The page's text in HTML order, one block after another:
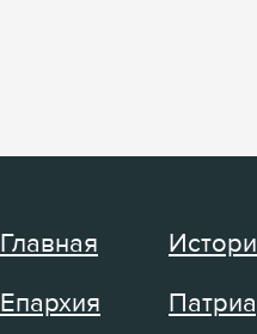
Главная
Епархия